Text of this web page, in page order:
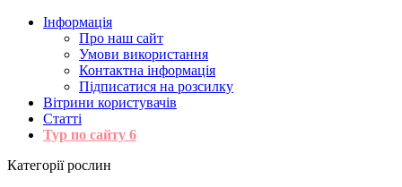
Інформація
Про наш сайт
Умови використання
Контактна інформація
Підписатися на розсилку
Вітрини користувачів
Статті
Тур по сайту 6
Категорії рослин